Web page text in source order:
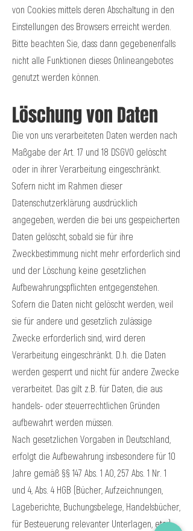
von Cookies mittels deren Abschaltung in den
Einstellungen des Browsers erreicht werden.
Bitte beachten Sie, dass dann gegebenenfalls
nicht alle Funktionen dieses Onlineangebotes
genutzt werden können.
Löschung von Daten
Die von uns verarbeiteten Daten werden nach
Maßgabe der Art. 17 und 18 DSGVO gelöscht
oder in ihrer Verarbeitung eingeschränkt.
Sofern nicht im Rahmen dieser
Datenschutzerklärung ausdrücklich
angegeben, werden die bei uns gespeicherten
Daten gelöscht, sobald sie für ihre
Zweckbestimmung nicht mehr erforderlich sind
und der Löschung keine gesetzlichen
Aufbewahrungspflichten entgegenstehen.
Sofern die Daten nicht gelöscht werden, weil
sie für andere und gesetzlich zulässige
Zwecke erforderlich sind, wird deren
Verarbeitung eingeschränkt. D.h. die Daten
werden gesperrt und nicht für andere Zwecke
verarbeitet. Das gilt z.B. für Daten, die aus
handels- oder steuerrechtlichen Gründen
aufbewahrt werden müssen.
Nach gesetzlichen Vorgaben in Deutschland,
erfolgt die Aufbewahrung insbesondere für 10
Jahre gemäß §§ 147 Abs. 1 AO, 257 Abs. 1 Nr. 1
und 4, Abs. 4 HGB (Bücher, Aufzeichnungen,
Lageberichte, Buchungsbelege, Handelsbücher,
für Besteuerung relevanter Unterlagen, etc.)